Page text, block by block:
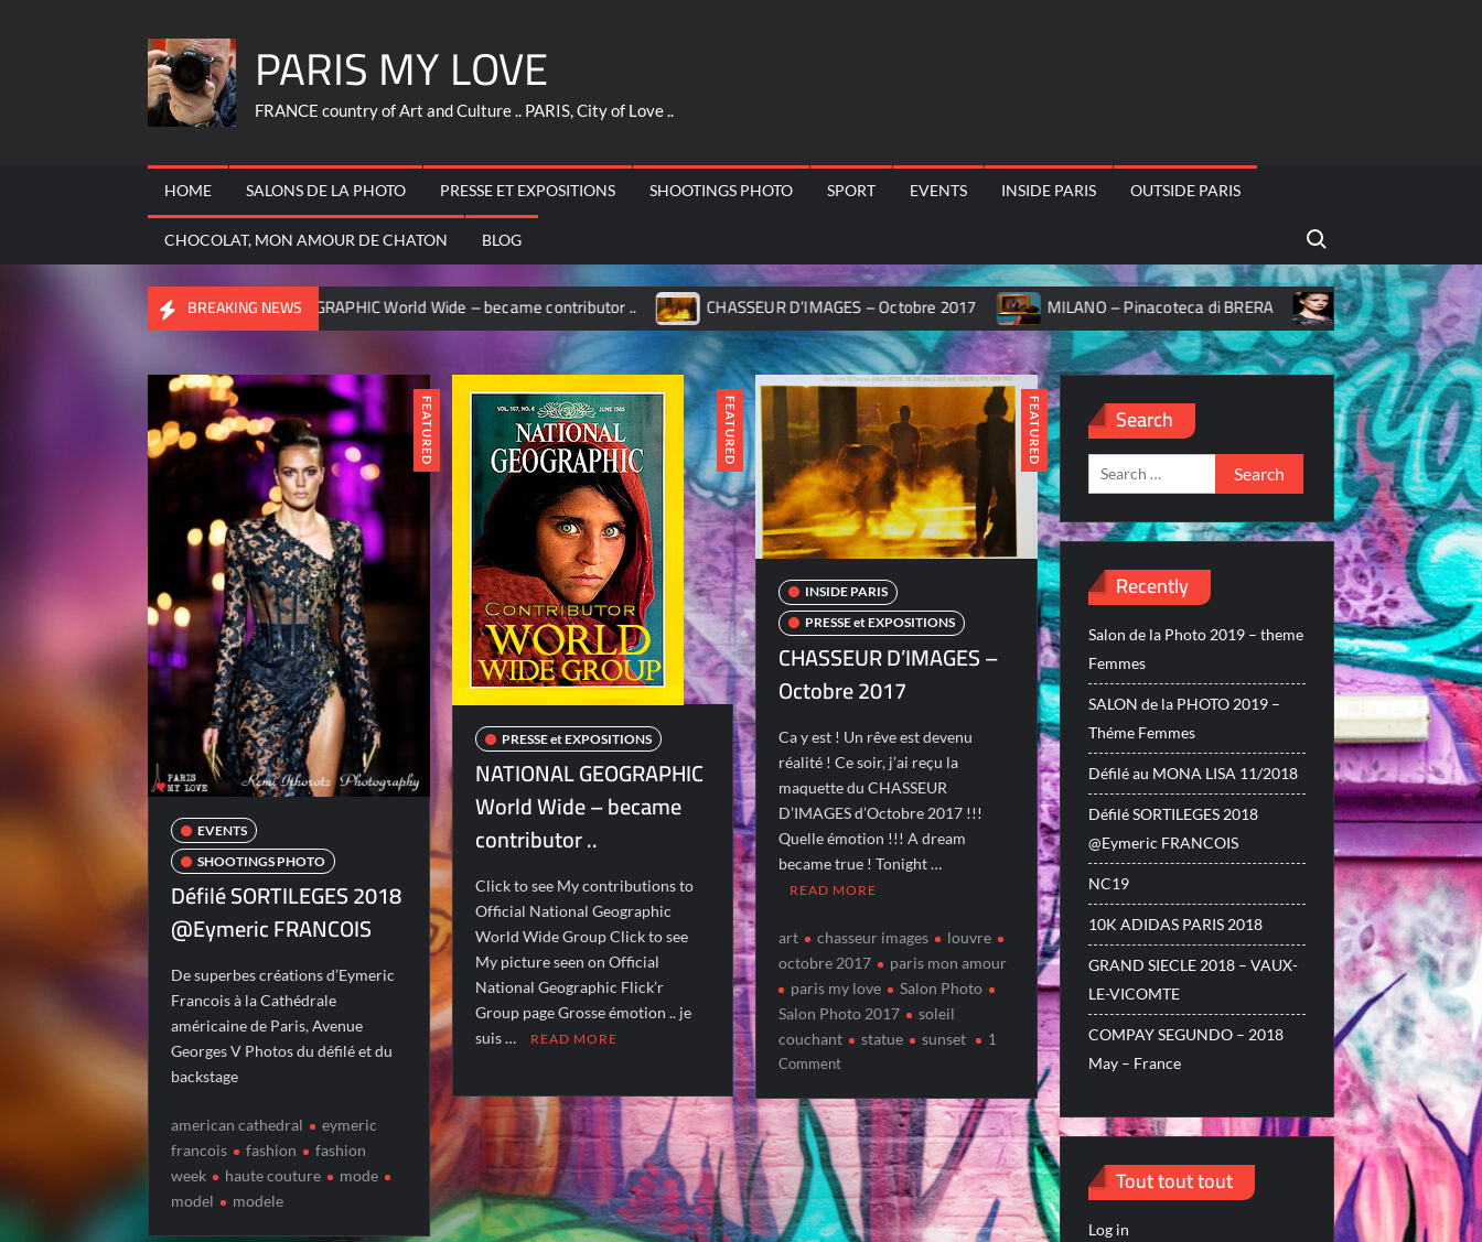
PARIS MY LOVE
FRANCE country of Art and Culture .. PARIS, City of Love ..
HOME SALONS DE LA PHOTO PRESSE ET EXPOSITIONS SHOOTINGS PHOTO SPORT EVENTS INSIDE PARIS OUTSIDE PARIS
CHOCOLAT, MON AMOUR DE CHATON BLOG
Search for:
BREAKING NEWS
GEOGRAPHIC World Wide – became contributor .. CHASSEUR D’IMAGES – Octobre 2017 MILANO – Pinacoteca di BRERA Salon de la Photo 2019 – theme Femmes
FEATURED
EVENTS
SHOOTINGS PHOTO
Défilé SORTILEGES 2018
@Eymeric FRANCOIS
De superbes créations d’Eymeric
Francois à la Cathédrale
américaine de Paris, Avenue
Georges V Photos du défilé et du
backstage
american cathedral
eymeric
francois
fashion
fashion
week
haute couture
mode
model
modele
FEATURED
PRESSE et EXPOSITIONS
NATIONAL GEOGRAPHIC
World Wide – became
contributor ..
Click to see My contributions to
Official National Geographic
World Wide Group Click to see
My picture seen on Official
National Geographic Flick’r
Group page Grosse émotion .. je
suis …
READ MORE
FEATURED
INSIDE PARIS
PRESSE et EXPOSITIONS
CHASSEUR D’IMAGES –
Octobre 2017
Ca y est ! Un rêve est devenu
réalité ! Ce soir, j’ai reçu la
maquette du CHASSEUR
D’IMAGES d’Octobre 2017 !!!
Quelle émotion !!! A dream
became true ! Tonight …
READ MORE
art chasseur images
louvre
octobre 2017
paris mon amour
paris my love
Salon Photo
Salon Photo 2017
soleil
couchant
statue sunset
1
Commenton
D’IMAGES
–
Octobre
2017
Search
Search
for:
Recently
Salon de la Photo 2019 – theme
Femmes
SALON de la PHOTO 2019 –
Théme Femmes
Défilé au MONA LISA 11/2018
Défilé SORTILEGES 2018
@Eymeric FRANCOIS
NC19
10K ADIDAS PARIS 2018
GRAND SIECLE 2018 – VAUX-
LE-VICOMTE
COMPAY SEGUNDO – 2018
May – France
Tout tout tout
Log in